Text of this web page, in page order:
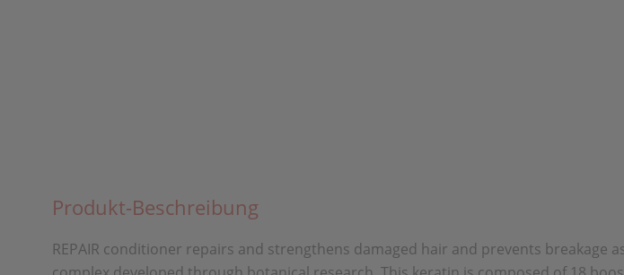
Produkt-Beschreibung
REPAIR conditioner repairs and strengthens damaged hair and prevents breakage